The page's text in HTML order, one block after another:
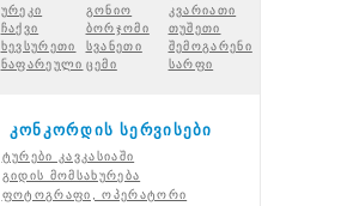
ურეკი
გონიო
კვარიათი
ჩაქვი
ბორჯომი
თუშეთი
ხევსურეთი
სვანეთი
შემოგარენი
ნაფარეული ცემი სარფი
კონკორდის სერვისები
ტურები კავკასიაში
გიდის მომსახურება
ფოტოგრაფი, ოპერატორი